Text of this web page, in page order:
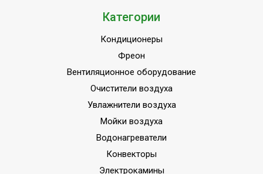
Категории
Кондиционеры
Фреон
Вентиляционное оборудование
Очистители воздуха
Увлажнители воздуха
Мойки воздуха
Водонагреватели
Конвекторы
Электрокамины